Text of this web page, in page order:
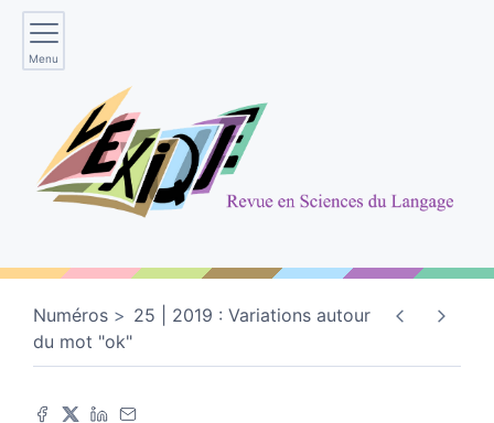
Menu
Numéros
25 | 2019 : Variations autour
du mot "ok"